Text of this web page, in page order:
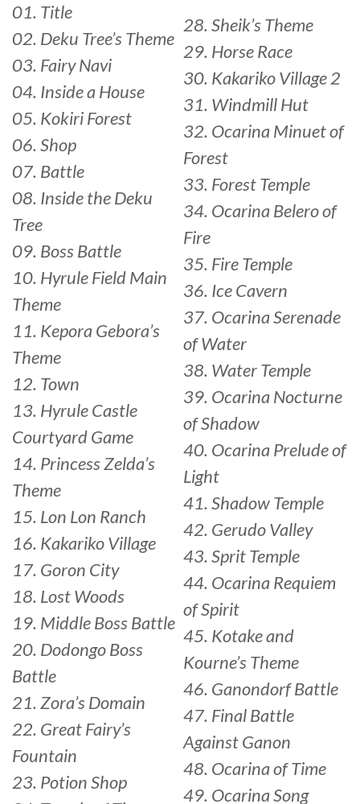
01. Title
02. Deku Tree’s Theme
03. Fairy Navi
04. Inside a House
05. Kokiri Forest
06. Shop
07. Battle
08. Inside the Deku
Tree
09. Boss Battle
10. Hyrule Field Main
Theme
11. Kepora Gebora’s
Theme
12. Town
13. Hyrule Castle
Courtyard Game
14. Princess Zelda’s
Theme
15. Lon Lon Ranch
16. Kakariko Village
17. Goron City
18. Lost Woods
19. Middle Boss Battle
20. Dodongo Boss
Battle
21. Zora’s Domain
22. Great Fairy’s
Fountain
23. Potion Shop
28. Sheik’s Theme
29. Horse Race
30. Kakariko Village 2
31. Windmill Hut
32. Ocarina Minuet of
Forest
33. Forest Temple
34. Ocarina Belero of
Fire
35. Fire Temple
36. Ice Cavern
37. Ocarina Serenade
of Water
38. Water Temple
39. Ocarina Nocturne
of Shadow
40. Ocarina Prelude of
Light
41. Shadow Temple
42. Gerudo Valley
43. Sprit Temple
44. Ocarina Requiem
of Spirit
45. Kotake and
Kourne’s Theme
46. Ganondorf Battle
47. Final Battle
Against Ganon
48. Ocarina of Time
49. Ocarina Song